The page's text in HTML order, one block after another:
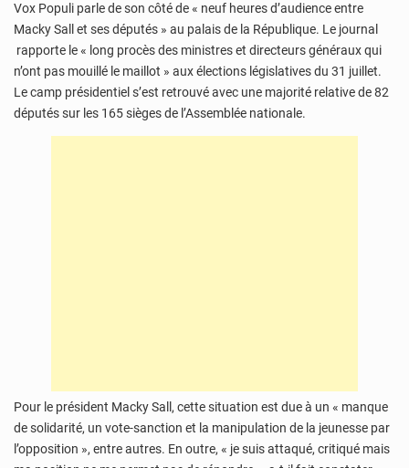
Vox Populi parle de son côté de « neuf heures d’audience entre
Macky Sall et ses députés » au palais de la République. Le journal
rapporte le « long procès des ministres et directeurs généraux qui
n’ont pas mouillé le maillot » aux élections législatives du 31 juillet.
Le camp présidentiel s’est retrouvé avec une majorité relative de 82
députés sur les 165 sièges de l’Assemblée nationale.
Pour le président Macky Sall, cette situation est due à un « manque
de solidarité, un vote-sanction et la manipulation de la jeunesse par
l’opposition », entre autres. En outre, « je suis attaqué, critiqué mais